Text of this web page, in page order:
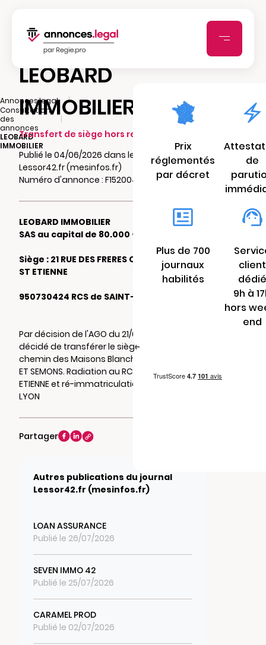
Annonces.legal
|
Consultation
des
annonces
|
LEOBARD
IMMOBILIER
LEOBARD
IMMOBILIER
Transfert de siège hors ressort (départ)
Publié le 04/06/2026 dans le journal
Lessor42.fr (mesinfos.fr)
Numéro d'annonce : F15200459q803
LEOBARD IMMOBILIER
SAS au capital de 80.000 €
Siège : 21 RUE DES FRERES CHAPPE 42000
ST ETIENNE
950730424 RCS de SAINT-ETIENNE
Par décision de l'AGO du 21/05/2026, il a été
décidé de transférer le siège social au 220
chemin des Maisons Blanches 69420 TUPIN
ET SEMONS. Radiation au RCS de SAINT-
ETIENNE et ré-immatriculation au RCS de
LYON
Partager
Autres publications du journal
Lessor42.fr (mesinfos.fr)
LOAN ASSURANCE
Publié le 26/07/2026
SEVEN IMMO 42
Publié le 25/07/2026
CARAMEL PROD
Publié le 02/07/2026
Prix
réglementés
par décret
de
Plus de 700
journaux
habilités
client
dédié
9h à
hors
end